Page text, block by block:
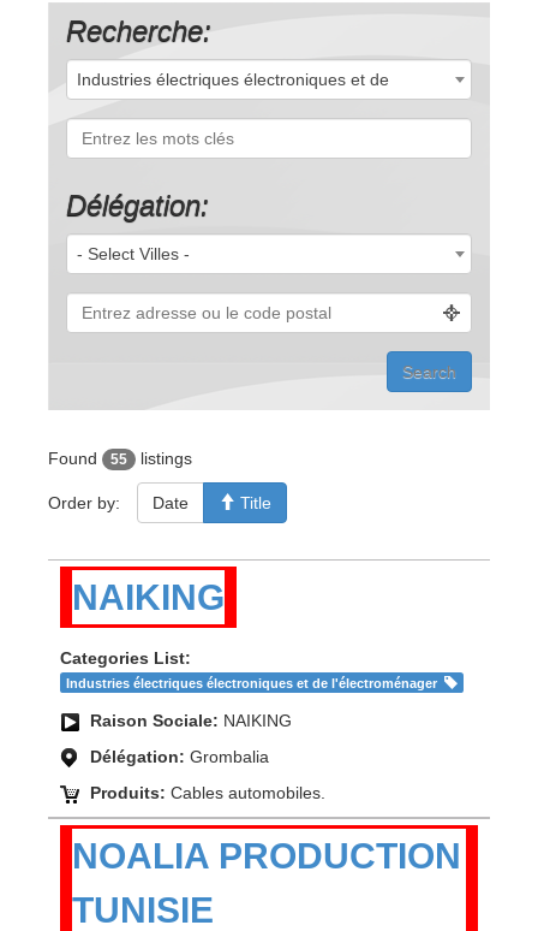
Recherche:
Industries électriques électroniques et de
l'électroménager (55)
Délégation:
- Select Villes -
Found 55 listings
Order by: Date Title
NAIKING
Categories List:
Industries électriques électroniques et de l'électroménager
Raison Sociale: NAIKING
Délégation: Grombalia
Produits: Cables automobiles.
NOALIA PRODUCTION
TUNISIE